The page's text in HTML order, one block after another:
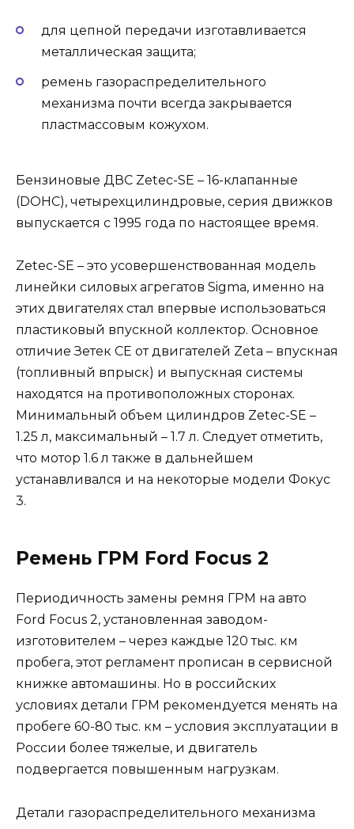
для цепной передачи изготавливается
металлическая защита;
ремень газораспределительного
механизма почти всегда закрывается
пластмассовым кожухом.
Бензиновые ДВС Zetec-SE – 16-клапанные
(DOHC), четырехцилиндровые, серия движков
выпускается с 1995 года по настоящее время.
Zetec-SE – это усовершенствованная модель
линейки силовых агрегатов Sigma, именно на
этих двигателях стал впервые использоваться
пластиковый впускной коллектор. Основное
отличие Зетек СЕ от двигателей Zeta – впускная
(топливный впрыск) и выпускная системы
находятся на противоположных сторонах.
Минимальный объем цилиндров Zetec-SE –
1.25 л, максимальный – 1.7 л. Следует отметить,
что мотор 1.6 л также в дальнейшем
устанавливался и на некоторые модели Фокус
3.
Ремень ГРМ Ford Focus 2
Периодичность замены ремня ГРМ на авто
Ford Focus 2, установленная заводом-
изготовителем – через каждые 120 тыс. км
пробега, этот регламент прописан в сервисной
книжке автомашины. Но в российских
условиях детали ГРМ рекомендуется менять на
пробеге 60-80 тыс. км – условия эксплуатации в
России более тяжелые, и двигатель
подвергается повышенным нагрузкам.
Детали газораспределительного механизма